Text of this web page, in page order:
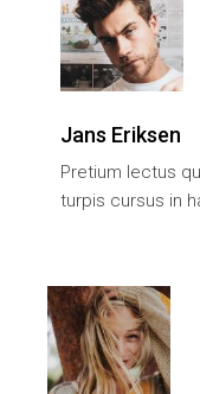
Jans Eriksen
Pretium lectus
turpis cursus in